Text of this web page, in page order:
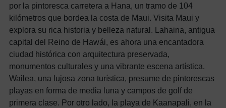
por la pintoresca carretera a Hana, un tramo de 104
kilómetros que bordea la costa de Maui. Visita Maui y
explora su rica historia y belleza natural. Lahaina, antigua
capital del Reino de Hawái, es ahora una encantadora
ciudad histórica con arquitectura preservada,
monumentos culturales y una vibrante escena artística.
Wailea, una lujosa zona turística, presume de pintorescas
playas en forma de media luna y campos de golf de
primera clase. Por otro lado, la playa de Kaanapali, en la